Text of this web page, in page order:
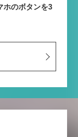
ホのボタンを3